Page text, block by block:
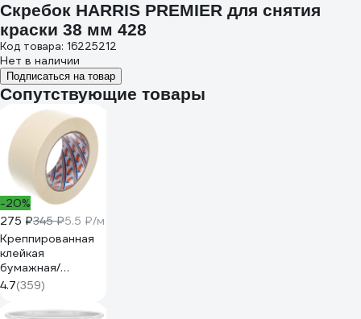
Скребок HARRIS PREMIER для снятия
краски 38 мм 428
Код товара: 16225212
Нет в наличии
Подписаться на товар
Сопутствующие товары
-20%
275 ₽345 ₽5.5 ₽/м
Креппированная
клейкая
бумажная/
малярная лента
AVIORA 50 мм, 50
м 304-010
4.7(359)